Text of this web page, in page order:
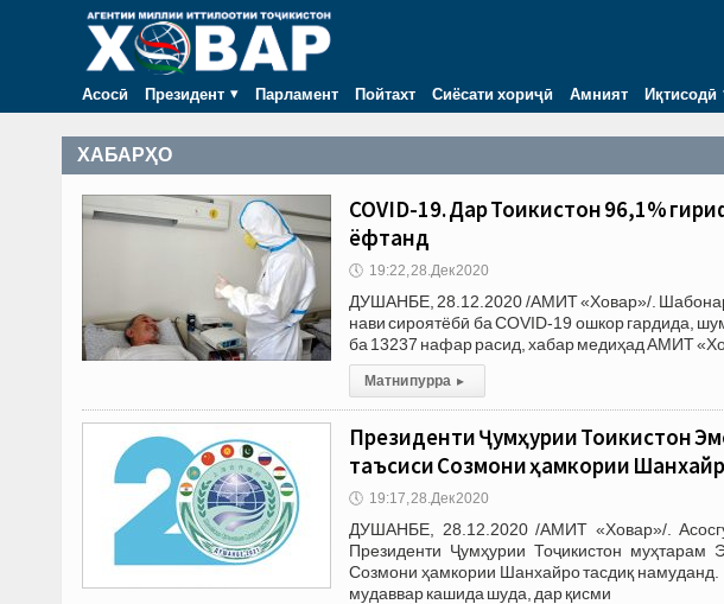
Асосӣ Президент Парламент Пойтахт Сиёсати хориҷӣ Амният Иқтисодӣ
ХАБАРҲО
COVID-19. Дар Тоҷикистон 96,1%
ёфтанд
🕔 19:22, 28.Дек 2020
ДУШАНБЕ, 28.12.2020 /АМИТ «Ховар»/.
нави сироятёбӣ ба COVID-19 ошкор гардида,
ба 13237 нафар расид, хабар медиҳад АМИТ
Матни пурра ▸
Президенти Ҷумҳурии Тоҷикистон
таъсиси Созмони ҳамкории
🕔 19:17, 28.Дек 2020
ДУШАНБЕ, 28.12.2020 /АМИТ «Ховар»/.
Президенти Ҷумҳурии Тоҷикистон
Созмони ҳамкории Шанхайро тасдиқ
мудаввар кашида шуда, дар қисми